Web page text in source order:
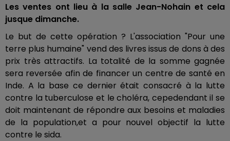
Les ventes ont lieu à la salle Jean-Nohain et cela
jusque dimanche.
Le but de cette opération ? L'association "Pour une
terre plus humaine" vend des livres issus de dons à des
prix très attractifs. La totalité de la somme gagnée
sera reversée afin de financer un centre de santé en
Inde. A la base ce dernier était consacré à la lutte
contre la tuberculose et le choléra, cepedendant il se
doit maintenant de répondre aux besoins et maladies
de la population,et a pour nouvel objectif la lutte
contre le sida.